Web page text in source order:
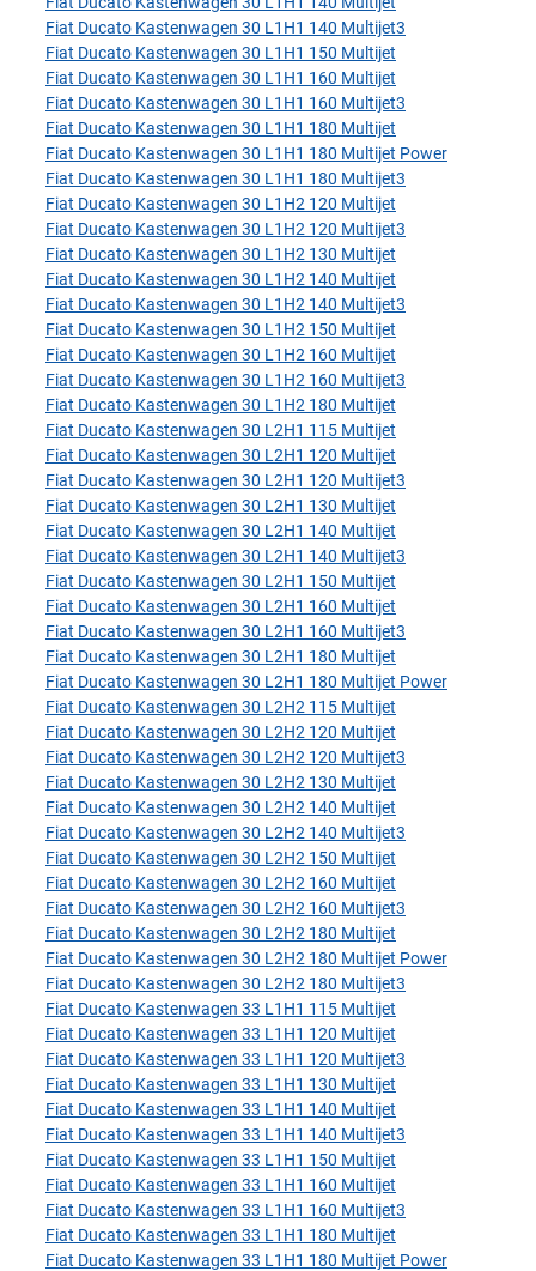
Fiat Ducato Kastenwagen 30 L1H1 140 Multijet3
Fiat Ducato Kastenwagen 30 L1H1 150 Multijet
Fiat Ducato Kastenwagen 30 L1H1 160 Multijet
Fiat Ducato Kastenwagen 30 L1H1 160 Multijet3
Fiat Ducato Kastenwagen 30 L1H1 180 Multijet
Fiat Ducato Kastenwagen 30 L1H1 180 Multijet Power
Fiat Ducato Kastenwagen 30 L1H1 180 Multijet3
Fiat Ducato Kastenwagen 30 L1H2 120 Multijet
Fiat Ducato Kastenwagen 30 L1H2 120 Multijet3
Fiat Ducato Kastenwagen 30 L1H2 130 Multijet
Fiat Ducato Kastenwagen 30 L1H2 140 Multijet
Fiat Ducato Kastenwagen 30 L1H2 140 Multijet3
Fiat Ducato Kastenwagen 30 L1H2 150 Multijet
Fiat Ducato Kastenwagen 30 L1H2 160 Multijet
Fiat Ducato Kastenwagen 30 L1H2 160 Multijet3
Fiat Ducato Kastenwagen 30 L1H2 180 Multijet
Fiat Ducato Kastenwagen 30 L2H1 115 Multijet
Fiat Ducato Kastenwagen 30 L2H1 120 Multijet
Fiat Ducato Kastenwagen 30 L2H1 120 Multijet3
Fiat Ducato Kastenwagen 30 L2H1 130 Multijet
Fiat Ducato Kastenwagen 30 L2H1 140 Multijet
Fiat Ducato Kastenwagen 30 L2H1 140 Multijet3
Fiat Ducato Kastenwagen 30 L2H1 150 Multijet
Fiat Ducato Kastenwagen 30 L2H1 160 Multijet
Fiat Ducato Kastenwagen 30 L2H1 160 Multijet3
Fiat Ducato Kastenwagen 30 L2H1 180 Multijet
Fiat Ducato Kastenwagen 30 L2H1 180 Multijet Power
Fiat Ducato Kastenwagen 30 L2H2 115 Multijet
Fiat Ducato Kastenwagen 30 L2H2 120 Multijet
Fiat Ducato Kastenwagen 30 L2H2 120 Multijet3
Fiat Ducato Kastenwagen 30 L2H2 130 Multijet
Fiat Ducato Kastenwagen 30 L2H2 140 Multijet
Fiat Ducato Kastenwagen 30 L2H2 140 Multijet3
Fiat Ducato Kastenwagen 30 L2H2 150 Multijet
Fiat Ducato Kastenwagen 30 L2H2 160 Multijet
Fiat Ducato Kastenwagen 30 L2H2 160 Multijet3
Fiat Ducato Kastenwagen 30 L2H2 180 Multijet
Fiat Ducato Kastenwagen 30 L2H2 180 Multijet Power
Fiat Ducato Kastenwagen 30 L2H2 180 Multijet3
Fiat Ducato Kastenwagen 33 L1H1 115 Multijet
Fiat Ducato Kastenwagen 33 L1H1 120 Multijet
Fiat Ducato Kastenwagen 33 L1H1 120 Multijet3
Fiat Ducato Kastenwagen 33 L1H1 130 Multijet
Fiat Ducato Kastenwagen 33 L1H1 140 Multijet
Fiat Ducato Kastenwagen 33 L1H1 140 Multijet3
Fiat Ducato Kastenwagen 33 L1H1 150 Multijet
Fiat Ducato Kastenwagen 33 L1H1 160 Multijet
Fiat Ducato Kastenwagen 33 L1H1 160 Multijet3
Fiat Ducato Kastenwagen 33 L1H1 180 Multijet
Fiat Ducato Kastenwagen 33 L1H1 180 Multijet Power